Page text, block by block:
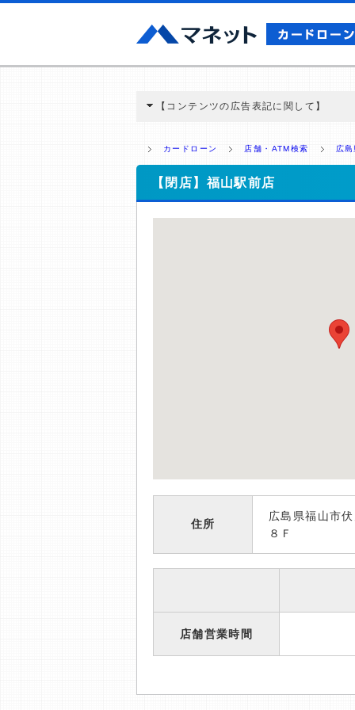
【コンテンツの広告表記に関して】
ミ収集などに基づき、公平性を担保した情
>提携企業一覧
カードローン 店舗・ATM検索 広
【閉店】福山駅前店
住所
広島県福山市
８Ｆ
店舗営業時間